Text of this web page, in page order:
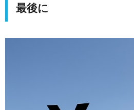
最後に